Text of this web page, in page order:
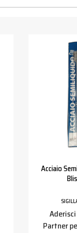
Acciaio
Partner